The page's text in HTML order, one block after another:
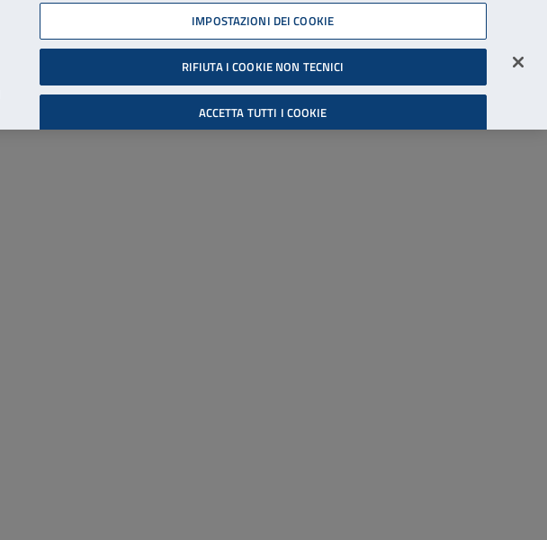
06 45539607
Accessibilità
Cerca
Accedi all'area riservata
IMPOSTAZIONI DEI COOKIE
RIFIUTA I COOKIE NON TECNICI
ACCETTA TUTTI I COOKIE